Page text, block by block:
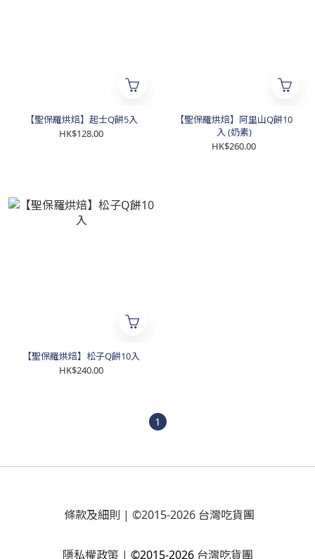
【聖保羅烘焙】起士Q餅5入
HK$128.00
【聖保羅烘焙】阿里山Q餅10
入 (奶素)
HK$260.00
【聖保羅烘焙】松子Q餅10入
HK$240.00
1
條款及細則 | ©2015-2026 台灣吃貨團
隱私權政策 | ©2015-2026台灣吃貨團